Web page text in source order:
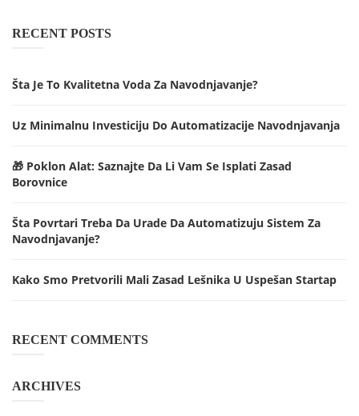
RECENT POSTS
Šta Je To Kvalitetna Voda Za Navodnjavanje?
Uz Minimalnu Investiciju Do Automatizacije Navodnjavanja
🎁 Poklon Alat: Saznajte Da Li Vam Se Isplati Zasad
Borovnice
Šta Povrtari Treba Da Urade Da Automatizuju Sistem Za
Navodnjavanje?
Kako Smo Pretvorili Mali Zasad Lešnika U Uspešan Startap
RECENT COMMENTS
ARCHIVES